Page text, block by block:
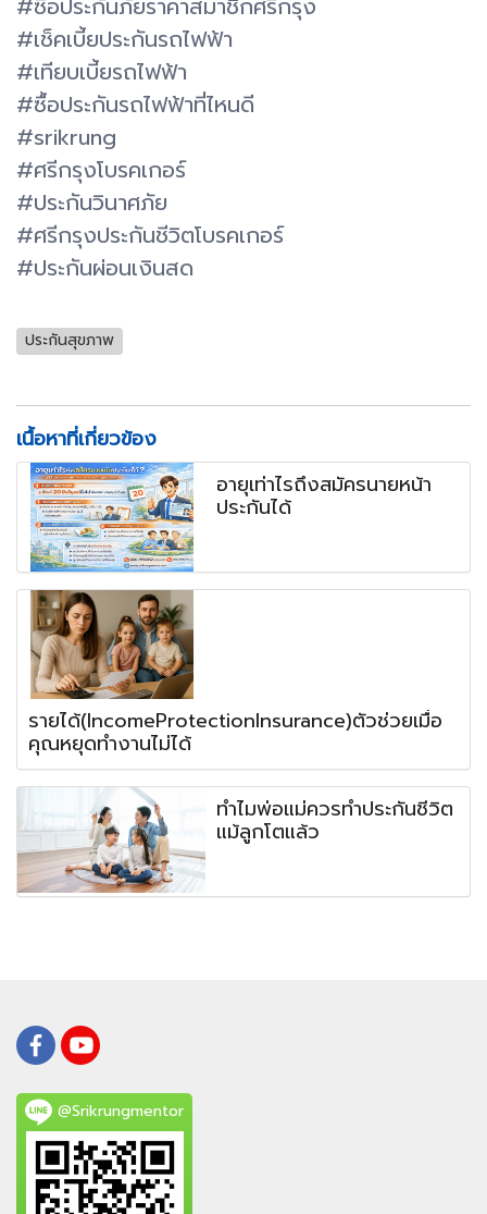
#เช็คเบี้ยประกันรถไฟฟ้า
#เทียบเบี้ยรถไฟฟ้า
#ซื้อประกันรถไฟฟ้าที่ไหนดี
#srikrung
#ศรีกรุงโบรคเกอร์
#ประกันวินาศภัย
#ศรีกรุงประกันชีวิตโบรคเกอร์
#ประกันผ่อนเงินสด
ประกันสุขภาพ
เนื้อหาที่เกี่ยวข้อง
อายุเท่าไรถึงสมัครนายหน้า
ประกันได้
รายได้(IncomeProtectionInsurance)ตัวช่วยเมื่อ
คุณหยุดทำงานไม่ได้
ทำไมพ่อแม่ควรทำประกันชีวิต
แม้ลูกโตแล้ว
@Srikrungmentor